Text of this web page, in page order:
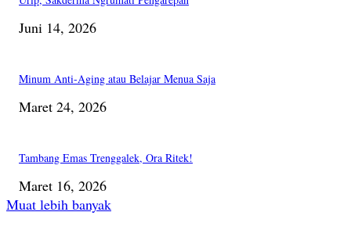
Juni 14, 2026
Minum Anti-Aging atau Belajar Menua Saja
Maret 24, 2026
Tambang Emas Trenggalek, Ora Ritek!
Maret 16, 2026
Muat lebih banyak